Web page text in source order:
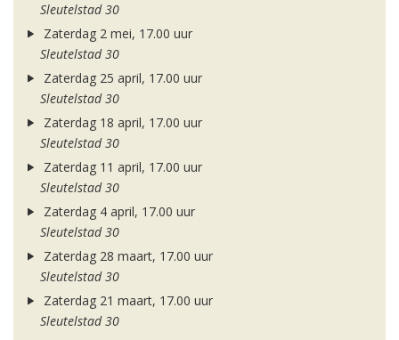
Sleutelstad 30
Zaterdag 2 mei, 17.00 uur
Sleutelstad 30
Zaterdag 25 april, 17.00 uur
Sleutelstad 30
Zaterdag 18 april, 17.00 uur
Sleutelstad 30
Zaterdag 11 april, 17.00 uur
Sleutelstad 30
Zaterdag 4 april, 17.00 uur
Sleutelstad 30
Zaterdag 28 maart, 17.00 uur
Sleutelstad 30
Zaterdag 21 maart, 17.00 uur
Sleutelstad 30